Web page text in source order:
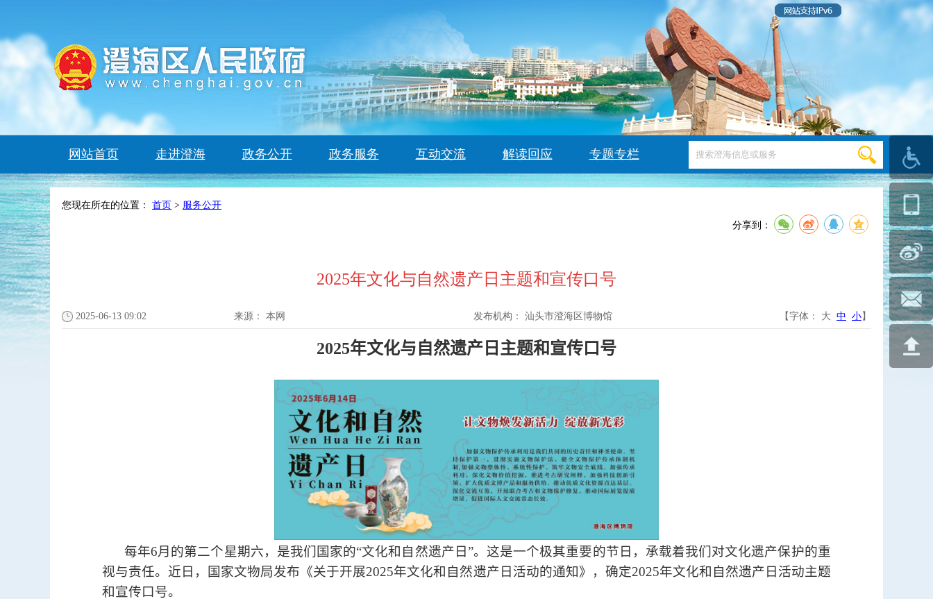
网站首页 走进澄海 政务公开 政务服务 互动交流 解读回应 专题专栏
您现在所在的位置： 首页 > 服务公开
分享到：
2025年文化与自然遗产日主题和宣传口号
2025-06-13 09:02 来源： 本网 发布机构： 汕头市澄海区博物馆 【字体： 大 中 小】
2025年文化与自然遗产日主题和宣传口号
每年6月的第二个星期六，是我们国家的“文化和自然遗产日”。这是一个极其重要的节日，承载着我们对文化遗产保护的重
视与责任。近日，国家文物局发布《关于开展2025年文化和自然遗产日活动的通知》，确定2025年文化和自然遗产日活动主题
和宣传口号。